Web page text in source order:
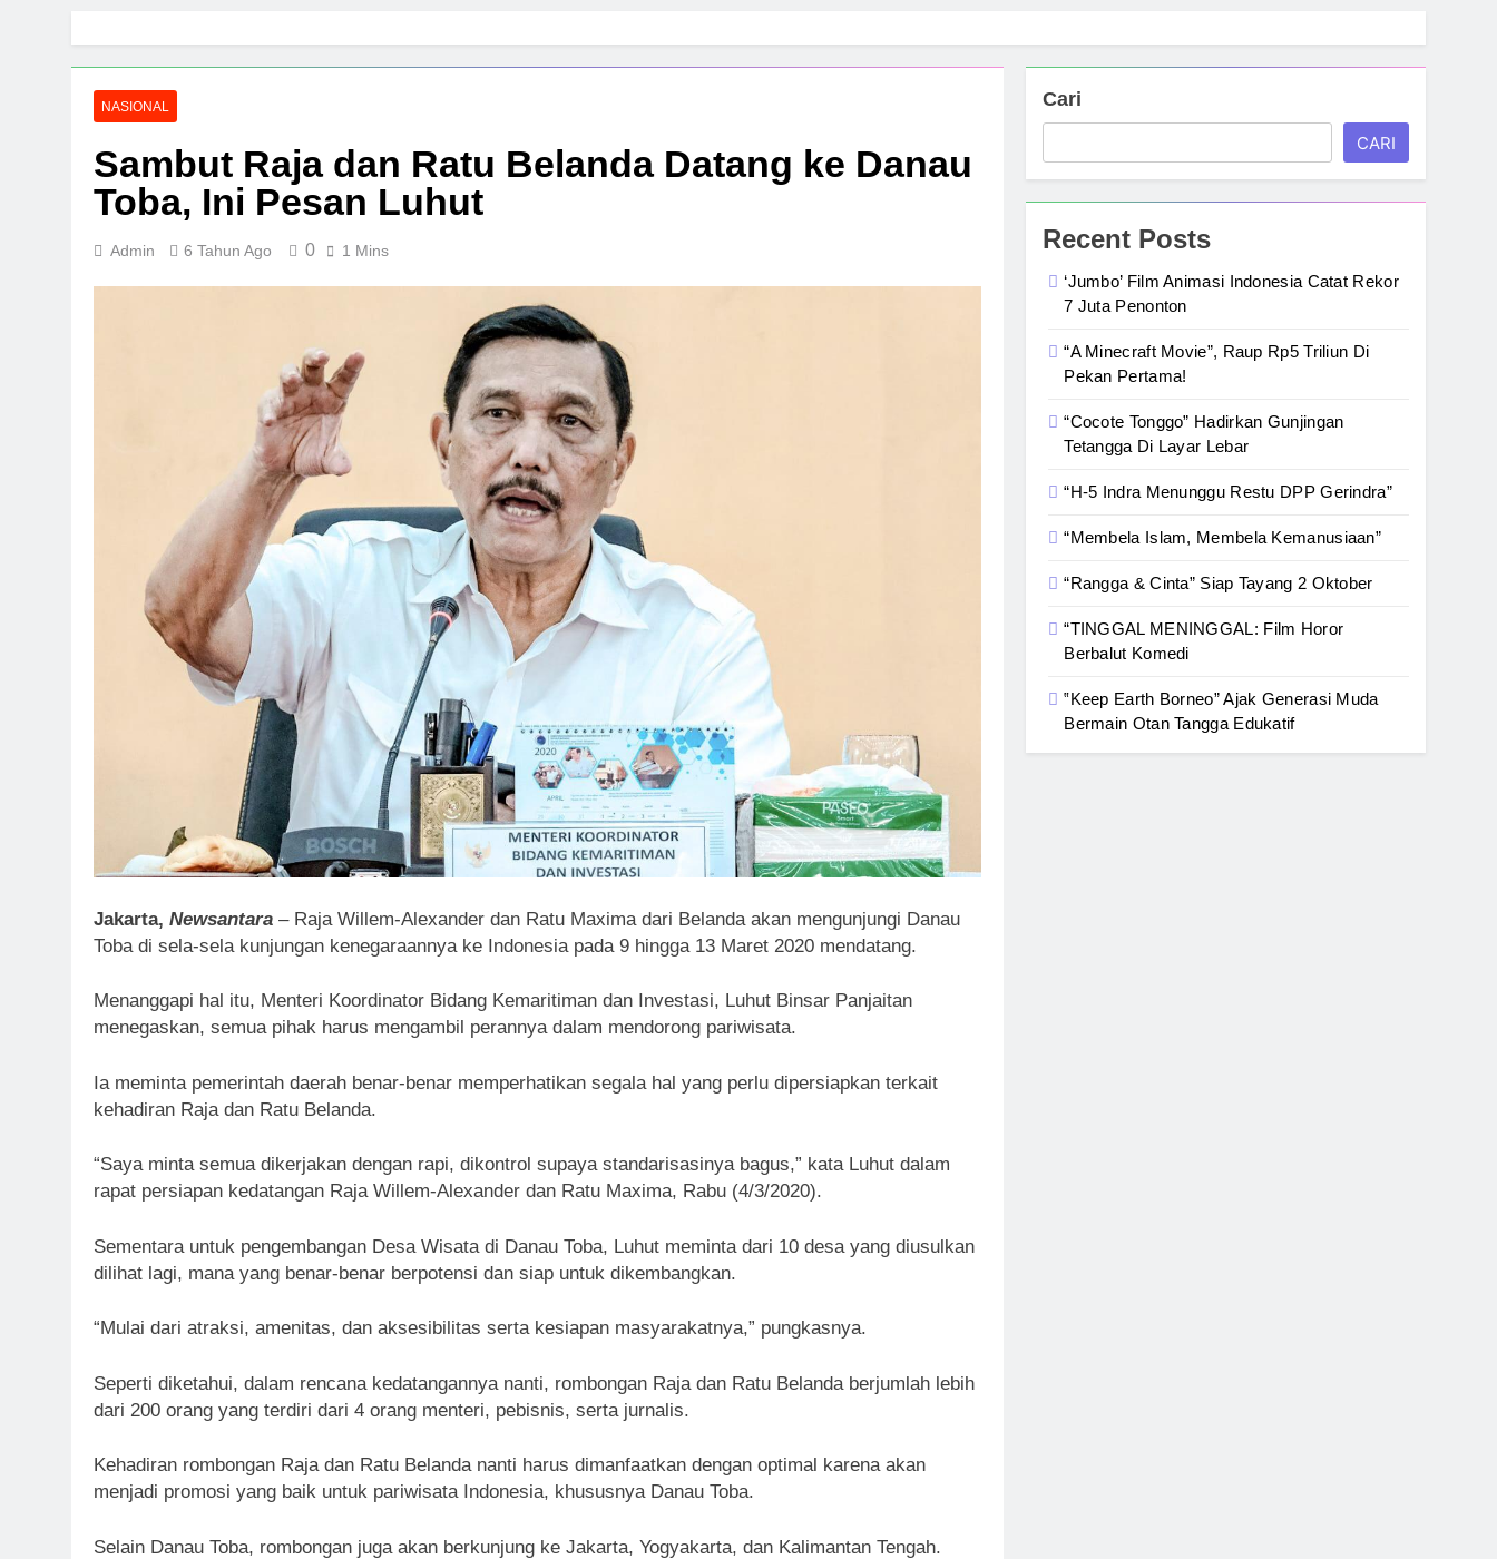
NASIONAL
Sambut Raja dan Ratu Belanda Datang ke Danau
Toba, Ini Pesan Luhut
Admin 6 Tahun Ago 0 1 Mins
Jakarta, Newsantara – Raja Willem-Alexander dan Ratu Maxima dari Belanda akan mengunjungi Danau
Toba di sela-sela kunjungan kenegaraannya ke Indonesia pada 9 hingga 13 Maret 2020 mendatang.
Menanggapi hal itu, Menteri Koordinator Bidang Kemaritiman dan Investasi, Luhut Binsar Panjaitan
menegaskan, semua pihak harus mengambil perannya dalam mendorong pariwisata.
Ia meminta pemerintah daerah benar-benar memperhatikan segala hal yang perlu dipersiapkan terkait
kehadiran Raja dan Ratu Belanda.
“Saya minta semua dikerjakan dengan rapi, dikontrol supaya standarisasinya bagus,” kata Luhut dalam
rapat persiapan kedatangan Raja Willem-Alexander dan Ratu Maxima, Rabu (4/3/2020).
Sementara untuk pengembangan Desa Wisata di Danau Toba, Luhut meminta dari 10 desa yang diusulkan
dilihat lagi, mana yang benar-benar berpotensi dan siap untuk dikembangkan.
“Mulai dari atraksi, amenitas, dan aksesibilitas serta kesiapan masyarakatnya,” pungkasnya.
Seperti diketahui, dalam rencana kedatangannya nanti, rombongan Raja dan Ratu Belanda berjumlah lebih
dari 200 orang yang terdiri dari 4 orang menteri, pebisnis, serta jurnalis.
Kehadiran rombongan Raja dan Ratu Belanda nanti harus dimanfaatkan dengan optimal karena akan
menjadi promosi yang baik untuk pariwisata Indonesia, khususnya Danau Toba.
Selain Danau Toba, rombongan juga akan berkunjung ke Jakarta, Yogyakarta, dan Kalimantan Tengah.
Cari
CARI
Recent Posts
‘Jumbo’ Film Animasi Indonesia Catat Rekor
7 Juta Penonton
“A Minecraft Movie”, Raup Rp5 Triliun Di
Pekan Pertama!
“Cocote Tonggo” Hadirkan Gunjingan
Tetangga Di Layar Lebar
“H-5 Indra Menunggu Restu DPP Gerindra”
“Membela Islam, Membela Kemanusiaan”
“Rangga & Cinta” Siap Tayang 2 Oktober
“TINGGAL MENINGGAL: Film Horor
Berbalut Komedi
‟Keep Earth Borneo” Ajak Generasi Muda
Bermain Otan Tangga Edukatif